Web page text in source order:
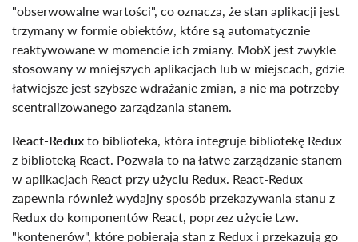
"obserwowalne wartości", co oznacza, że ​​stan aplikacji jest
trzymany w formie obiektów, które są automatycznie
reaktywowane w momencie ich zmiany. MobX jest zwykle
stosowany w mniejszych aplikacjach lub w miejscach, gdzie
łatwiejsze jest szybsze wdrażanie zmian, a nie ma potrzeby
scentralizowanego zarządzania stanem.
React-Redux to biblioteka, która integruje bibliotekę Redux
z biblioteką React. Pozwala to na łatwe zarządzanie stanem
w aplikacjach React przy użyciu Redux. React-Redux
zapewnia również wydajny sposób przekazywania stanu z
Redux do komponentów React, poprzez użycie tzw.
"kontenerów", które pobierają stan z Redux i przekazują go